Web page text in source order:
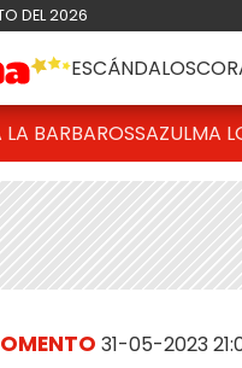
DEL 2026
ESCÁNDALOS
LA BARBAROSSAZULMA
31-05-2023